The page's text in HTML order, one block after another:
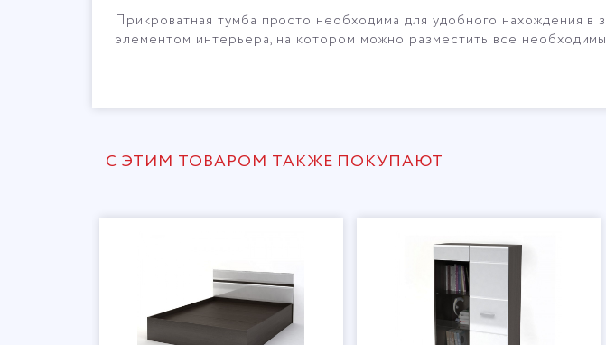
Прикроватная тумба просто необходима для удобного нахождения
элементом интерьера, на котором можно разместить все
С ЭТИМ ТОВАРОМ ТАКЖЕ ПОКУПАЮТ